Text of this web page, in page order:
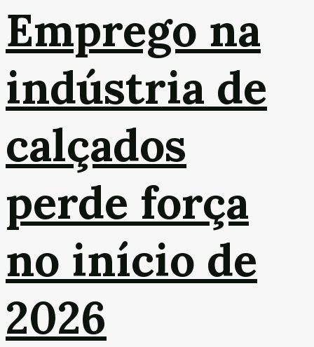
Emprego na
indústria de
calçados
perde força
no início de
2026